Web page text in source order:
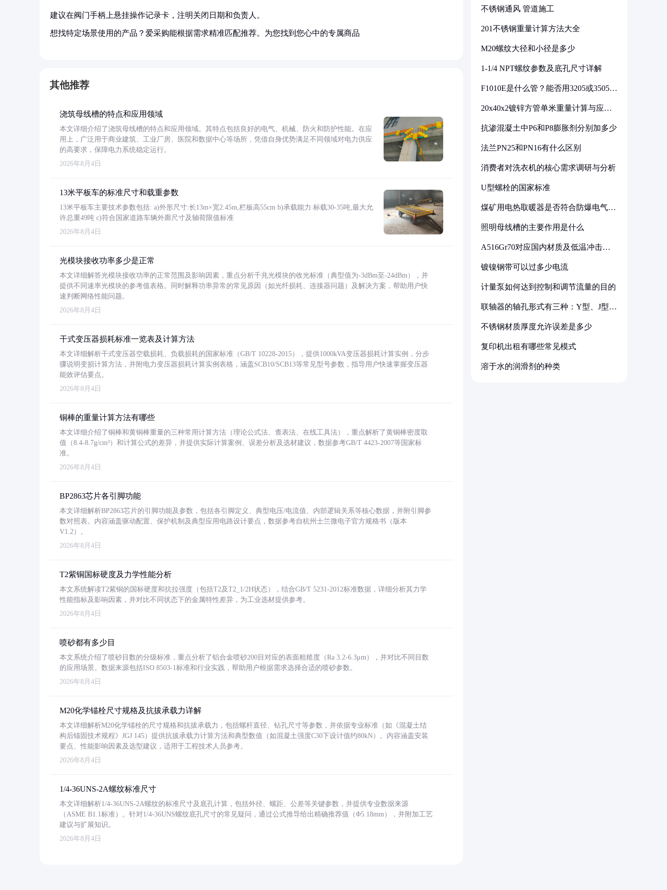
建议在阀门手柄上悬挂操作记录卡，注明关闭日期和负责人。
想找特定场景使用的产品？爱采购能根据需求精准匹配推荐。为您找到您心中的专属商品
其他推荐
浇筑母线槽的特点和应用领域
本文详细介绍了浇筑母线槽的特点和应用领域。其特点包括良好的电气、机械、防火和防护性能。在应
用上，广泛用于商业建筑、工业厂房、医院和数据中心等场所，凭借自身优势满足不同领域对电力供应
的高要求，保障电力系统稳定运行。
2026年8月4日
13米平板车的标准尺寸和载重参数
13米平板车主要技术参数包括: a)外形尺寸:长13m×宽2.45m,栏板高55cm b)承载能力:标载30-35吨,最大允
许总重49吨 c)符合国家道路车辆外廓尺寸及轴荷限值标准
2026年8月4日
光模块接收功率多少是正常
本文详细解答光模块接收功率的正常范围及影响因素，重点分析千兆光模块的收光标准（典型值为-3dBm至-24dBm），并
提供不同速率光模块的参考值表格。同时解释功率异常的常见原因（如光纤损耗、连接器问题）及解决方案，帮助用户快
速判断网络性能问题。
2026年8月4日
干式变压器损耗标准一览表及计算方法
本文详细解析干式变压器空载损耗、负载损耗的国家标准（GB/T 10228-2015），提供1000kVA变压器损耗计算实例，分步
骤说明变损计算方法，并附电力变压器损耗计算实例表格，涵盖SCB10/SCB13等常见型号参数，指导用户快速掌握变压器
能效评估要点。
2026年8月4日
铜棒的重量计算方法有哪些
本文详细介绍了铜棒和黄铜棒重量的三种常用计算方法（理论公式法、查表法、在线工具法），重点解析了黄铜棒密度取
值（8.4-8.7g/cm³）和计算公式的差异，并提供实际计算案例、误差分析及选材建议，数据参考GB/T 4423-2007等国家标
准。
2026年8月4日
BP2863芯片各引脚功能
本文详细解析BP2863芯片的引脚功能及参数，包括各引脚定义、典型电压/电流值、内部逻辑关系等核心数据，并附引脚参
数对照表。内容涵盖驱动配置、保护机制及典型应用电路设计要点，数据参考自杭州士兰微电子官方规格书（版本
V1.2）。
2026年8月4日
T2紫铜国标硬度及力学性能分析
本文系统解读T2紫铜的国标硬度和抗拉强度（包括T2及T2_1/2H状态），结合GB/T 5231-2012标准数据，详细分析其力学
性能指标及影响因素，并对比不同状态下的金属特性差异，为工业选材提供参考。
2026年8月4日
喷砂都有多少目
本文系统介绍了喷砂目数的分级标准，重点分析了铝合金喷砂200目对应的表面粗糙度（Ra 3.2-6.3μm），并对比不同目数
的应用场景。数据来源包括ISO 8503-1标准和行业实践，帮助用户根据需求选择合适的喷砂参数。
2026年8月4日
M20化学锚栓尺寸规格及抗拔承载力详解
本文详细解析M20化学锚栓的尺寸规格和抗拔承载力，包括螺杆直径、钻孔尺寸等参数，并依据专业标准（如《混凝土结
构后锚固技术规程》JGJ 145）提供抗拔承载力计算方法和典型数值（如混凝土强度C30下设计值约80kN）。内容涵盖安装
要点、性能影响因素及选型建议，适用于工程技术人员参考。
2026年8月4日
1/4-36UNS-2A螺纹标准尺寸
本文详细解析1/4-36UNS-2A螺纹的标准尺寸及底孔计算，包括外径、螺距、公差等关键参数，并提供专业数据来源
（ASME B1.1标准）。针对1/4-36UNS螺纹底孔尺寸的常见疑问，通过公式推导给出精确推荐值（Φ5.18mm），并附加工艺
建议与扩展知识。
2026年8月4日
不锈钢通风 管道施工
201不锈钢重量计算方法大全
M20螺纹大径和小径是多少
1-1/4 NPT螺纹参数及底孔尺寸详解
F1010E是什么管？能否用3205或3505代
20x40x2镀锌方管单米重量计算与应用
抗渗混凝土中P6和P8膨胀剂分别加多少
法兰PN25和PN16有什么区别
消费者对洗衣机的核心需求调研与分析
U型螺栓的国家标准
煤矿用电热取暖器是否符合防爆电气设
照明母线槽的主要作用是什么
A516Gr70对应国内材质及低温冲击要
镀镍钢带可以过多少电流
计量泵如何达到控制和调节流量的目的
联轴器的轴孔形式有三种：Y型、J型、
不锈钢材质厚度允许误差是多少
复印机出租有哪些常见模式
溶于水的润滑剂的种类